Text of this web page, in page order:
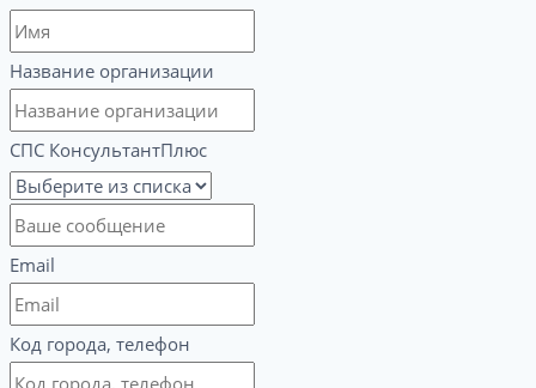
Название организации
СПС КонсультантПлюс
Email
Код города, телефон